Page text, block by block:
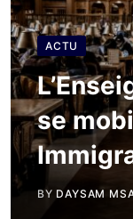
ACTU
se
BY DAYSAM